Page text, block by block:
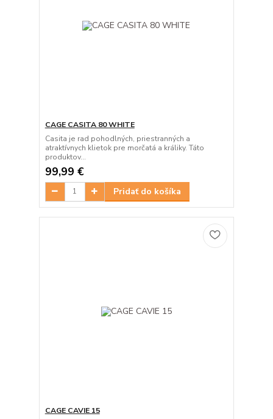
CAGE CASITA 80 WHITE
Casita je rad pohodlných, priestranných a
atraktívnych klietok pre morčatá a králiky. Táto
produktov...
99,99 €
Pridať do košíka
CAGE CAVIE 15